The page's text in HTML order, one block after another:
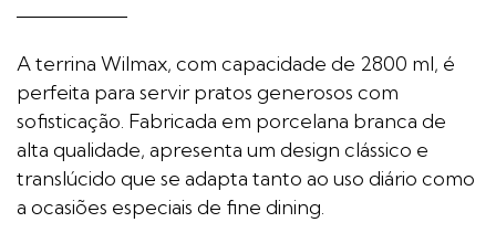
A terrina Wilmax, com capacidade de 2800 ml, é
perfeita para servir pratos generosos com
sofisticação. Fabricada em porcelana branca de
alta qualidade, apresenta um design clássico e
translúcido que se adapta tanto ao uso diário como
a ocasiões especiais de fine dining.